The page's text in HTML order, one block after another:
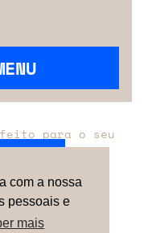
com a nossa
pessoais e
mais
para o seu
COMO